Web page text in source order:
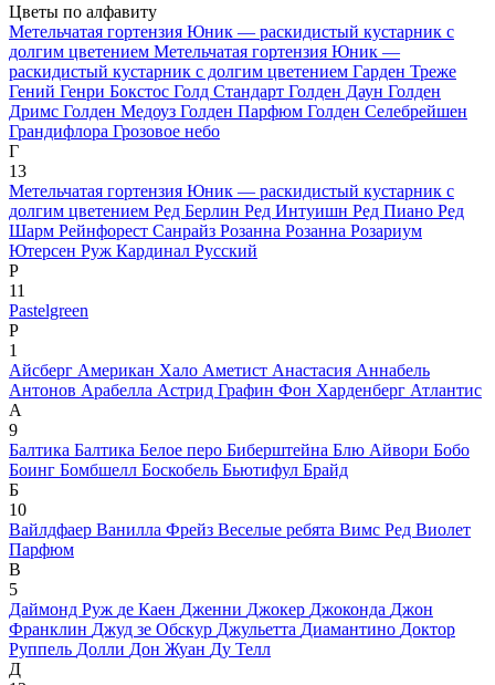
Цветы по алфавиту
Метельчатая гортензия Юник — раскидистый кустарник с
долгим цветением Метельчатая гортензия Юник —
раскидистый кустарник с долгим цветением Гарден Треже
Гений Генри Бокстос Голд Стандарт Голден Даун Голден
Дримс Голден Медоуз Голден Парфюм Голден Селебрейшен
Грандифлора Грозовое небо
Г
13
Метельчатая гортензия Юник — раскидистый кустарник с
долгим цветением Ред Берлин Ред Интуишн Ред Пиано Ред
Шарм Рейнфорест Санрайз Розанна Розанна Розариум
Ютерсен Руж Кардинал Русский
Р
11
Pastelgreen
P
1
Айсберг Американ Хало Аметист Анастасия Аннабель
Антонов Арабелла Астрид Графин Фон Харденберг Атлантис
А
9
Балтика Балтика Белое перо Биберштейна Блю Айвори Бобо
Боинг Бомбшелл Боскобель Бьютифул Брайд
Б
10
Вайлдфаер Ванилла Фрейз Веселые ребята Вимс Ред Виолет
Парфюм
В
5
Даймонд Руж де Каен Дженни Джокер Джоконда Джон
Франклин Джуд зе Обскур Джульетта Диамантино Доктор
Руппель Долли Дон Жуан Ду Телл
Д